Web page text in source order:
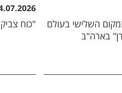
השלישי בעולם
בארה"ב
"כוח